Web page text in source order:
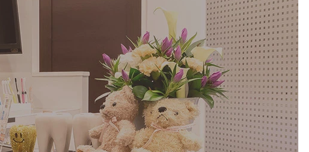
か
ら
で
も
遅
く
な
い！
歯
列